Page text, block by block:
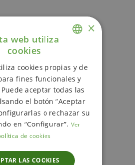
SOMBRERO
BRIXTON
Accesorios, Boinas y
Sombreros
60,00€
Seleccionar opciones
SPANISH
×
web utiliza
cookies
cookies propias y de
fines funcionales y
aceptar todas las
el botón “Aceptar
o rechazar su
en “Configurar”. Ver
de cookies
LAS COOKIES